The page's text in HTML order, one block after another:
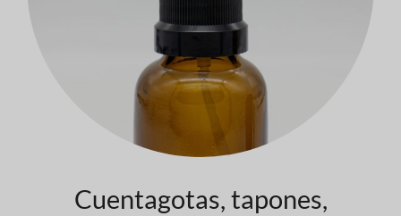
Cuentagotas, tapones,